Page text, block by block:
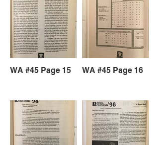
WA #45 Page 15 WA #45 Page 16